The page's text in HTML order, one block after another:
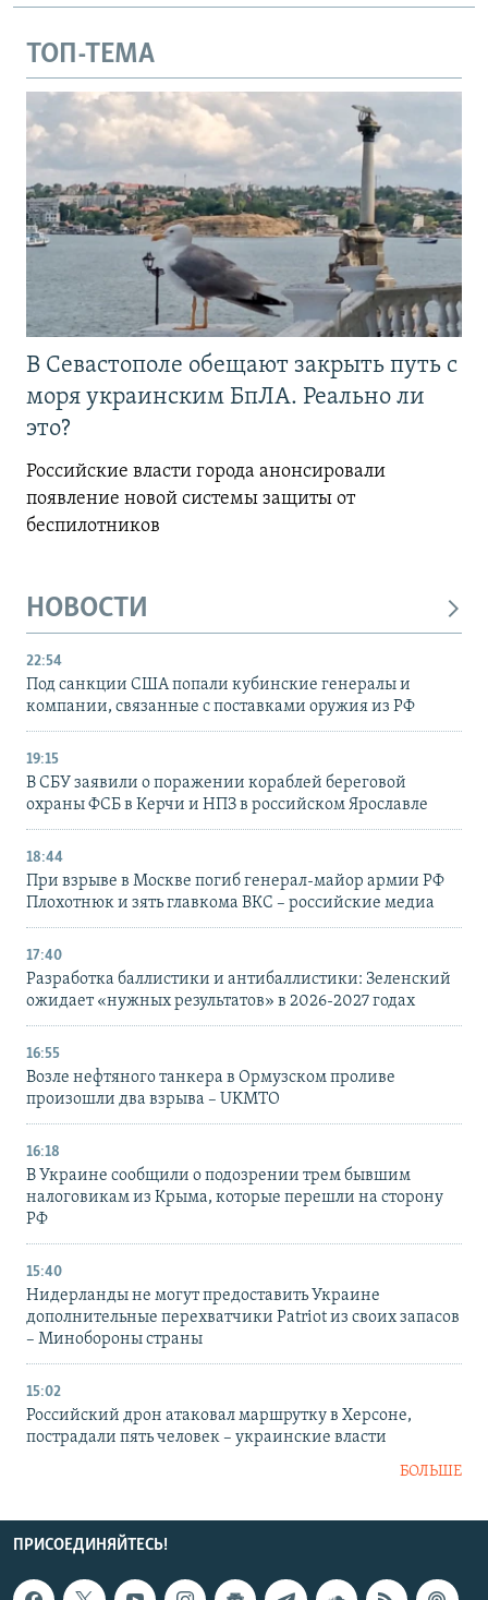
ТОП-ТЕМА
В Севастополе обещают закрыть путь с
моря украинским БпЛА. Реально ли
это?
Российские власти города анонсировали
появление новой системы защиты от
беспилотников
НОВОСТИ
22:54
Под санкции США попали кубинские генералы и
компании, связанные с поставками оружия из РФ
19:15
В СБУ заявили о поражении кораблей береговой
охраны ФСБ в Керчи и НПЗ в российском Ярославле
18:44
При взрыве в Москве погиб генерал-майор армии РФ
Плохотнюк и зять главкома ВКС – российские медиа
17:40
Разработка баллистики и антибаллистики: Зеленский
ожидает «нужных результатов» в 2026-2027 годах
16:55
Возле нефтяного танкера в Ормузском проливе
произошли два взрыва – UKMTO
16:18
В Украине сообщили о подозрении трем бывшим
налоговикам из Крыма, которые перешли на сторону
РФ
15:40
Нидерланды не могут предоставить Украине
дополнительные перехватчики Patriot из своих запасов
– Минобороны страны
15:02
Российский дрон атаковал маршрутку в Херсоне,
пострадали пять человек – украинские власти
БОЛЬШЕ
ПРИСОЕДИНЯЙТЕСЬ!